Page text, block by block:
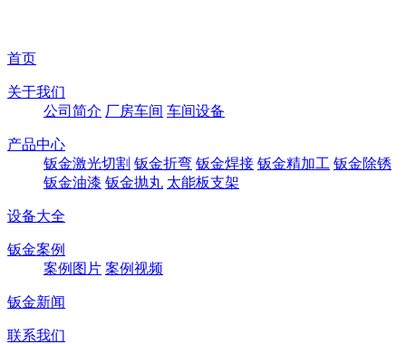
首页
关于我们
公司简介 厂房车间 车间设备
产品中心
钣金激光切割 钣金折弯 钣金焊接 钣金精加工 钣金除锈
钣金油漆 钣金抛丸 太能板支架
设备大全
钣金案例
案例图片 案例视频
钣金新闻
联系我们